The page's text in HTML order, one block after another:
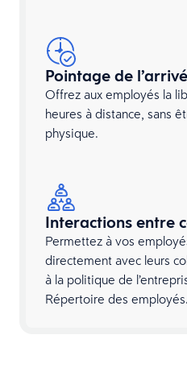
Pointage de
Offrez aux employés la
heures à distance, sans
physique.
Interactions entre
Permettez à vos
directement avec leurs
à la politique de
Répertoire des employés.